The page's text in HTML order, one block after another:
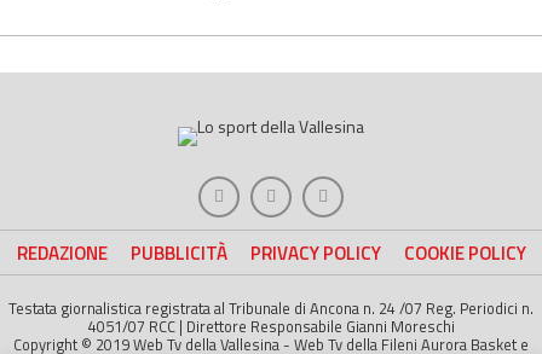
REDAZIONE PUBBLICITÀ PRIVACY POLICY COOKIE POLICY
Testata giornalistica registrata al Tribunale di Ancona n. 24 /07 Reg. Periodici n.
4051/07 RCC | Direttore Responsabile Gianni Moreschi
Copyright © 2019 Web Tv della Vallesina - Web Tv della Fileni Aurora Basket e